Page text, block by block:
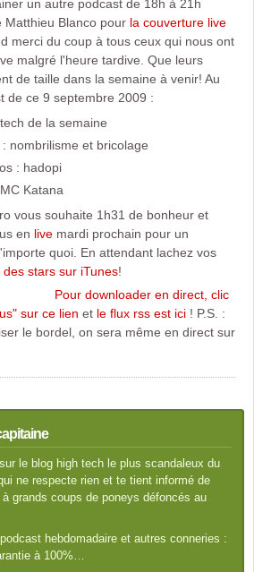
un autre podcast de 18h à 21h
Matthieu Blanco pour la couverture live
merci du coup à tous ceux qui nous ont
malgré l'heure tardive. Que leurs
de taille dans la semaine à venir! Au
de ce 9 septembre 2009 :
de la semaine
nombrilisme et bricolage
: hadopi
Katana
vous souhaite 1h31 de bonheur et
en live mardi prochain pour un
quoi. En attendant lachez vos
stars sur iTunes!
Pour downloader en direct, clic
sur ce lien et le flux rss est ici ! P.S. :
le bordel, on sera même en direct sur
le blog high tech le plus scandaleux du
ne respecte rien et te tient informé de
grands coups de poneys défoncés au
hebdomadaire et autres conneries :
à 100%…